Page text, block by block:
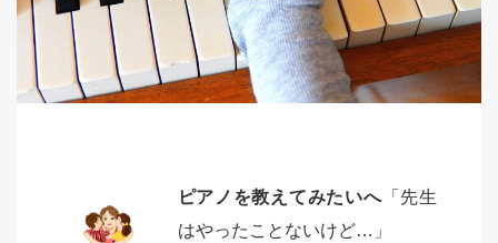
ピアノを教えてみたいへ「先生
はやったことないけど…」